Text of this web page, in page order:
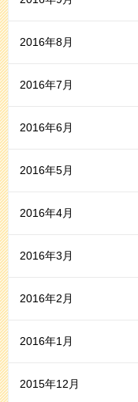
2016年8月
2016年7月
2016年6月
2016年5月
2016年4月
2016年3月
2016年2月
2016年1月
2015年12月